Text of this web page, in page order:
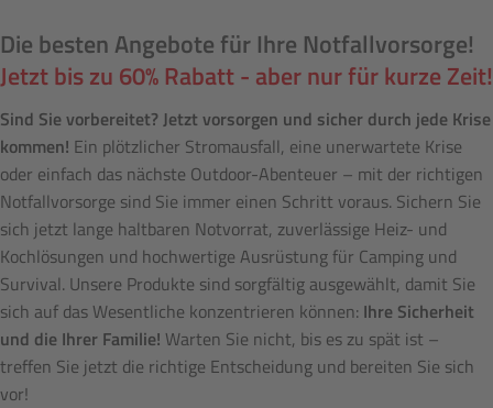
Die besten Angebote für Ihre Notfallvorsorge!
Jetzt bis zu 60% Rabatt - aber nur für kurze Zeit!
Sind Sie vorbereitet? Jetzt vorsorgen und sicher durch jede Krise
kommen! Ein plötzlicher Stromausfall, eine unerwartete Krise
oder einfach das nächste Outdoor-Abenteuer – mit der richtigen
Notfallvorsorge sind Sie immer einen Schritt voraus. Sichern Sie
sich jetzt lange haltbaren Notvorrat, zuverlässige Heiz- und
Kochlösungen und hochwertige Ausrüstung für Camping und
Survival. Unsere Produkte sind sorgfältig ausgewählt, damit Sie
sich auf das Wesentliche konzentrieren können: Ihre Sicherheit
und die Ihrer Familie! Warten Sie nicht, bis es zu spät ist –
treffen Sie jetzt die richtige Entscheidung und bereiten Sie sich
vor!